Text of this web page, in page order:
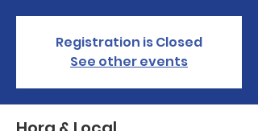
Registration is Closed
See other events